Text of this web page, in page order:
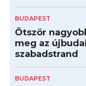
BUDAPEST
Ötször
meg az
szabadstrand
BUDAPEST